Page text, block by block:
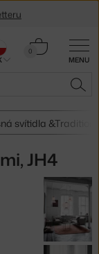
MENU
0
Košík
svítidla &Tradition
JH4